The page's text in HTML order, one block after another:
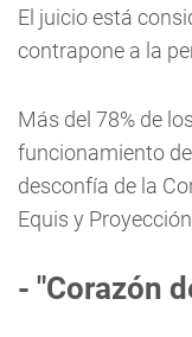
El juicio está
contrapone a la
Más del 78% de
funcionamiento
desconfía de la
Equis y
- "Corazón